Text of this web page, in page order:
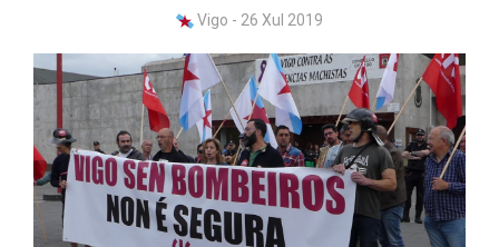
Vigo - 26 Xul 2019